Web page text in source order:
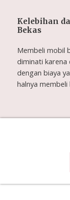
Kelebihan
Bekas
Membeli mobil
diminati karena
dengan biaya
halnya